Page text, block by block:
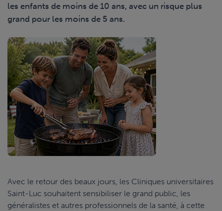
les enfants de moins de 10 ans, avec un risque plus
grand pour les moins de 5 ans.
Avec le retour des beaux jours, les Cliniques universitaires
Saint-Luc souhaitent sensibiliser le grand public, les
généralistes et autres professionnels de la santé, à cette